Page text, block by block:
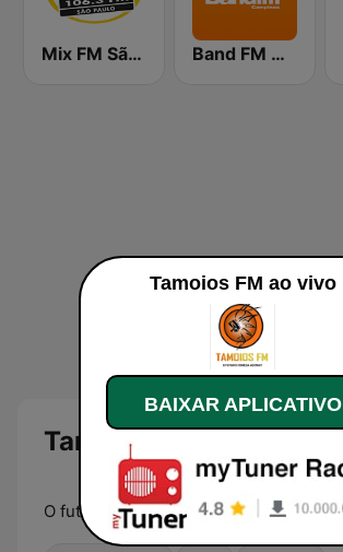
Mix FM São Paulo Band FM Campinas 106.7
Tamoios FM
O futuro começa agora
Tamoios FM ao vivo
BAIXAR APLICATIVO